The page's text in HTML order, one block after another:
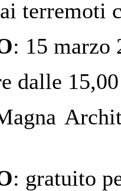
terremoti
: 15 marzo
dalle
: gratuito